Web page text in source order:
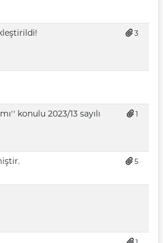
3
konulu 2023/13 sayılı
1
5